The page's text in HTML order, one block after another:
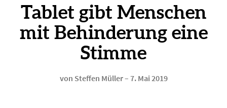
Tablet gibt Menschen
mit Behinderung eine
Stimme
von Steffen Müller– 7. Mai 2019